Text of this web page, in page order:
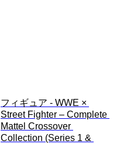
フィギュア - WWE ×
Street Fighter – Complete
Mattel Crossover
Collection (Series 1 &